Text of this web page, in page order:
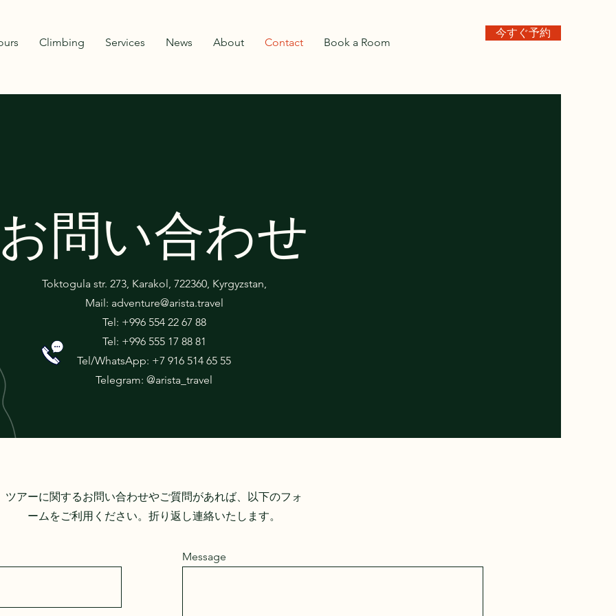
Climbing Services News About Contact Book a Room
今すぐ予約
問い合わせ
Toktogula str. 273, Karakol, 722360, Kyrgyzstan,
Mail: adventure@arista.travel
Tel: +996 554 22 67 88
Tel: +996 555 17 88 81
Tel/WhatsApp: +7 916 514 65 55
Telegram: @arista_travel
ツアーに関するお問い合わせやご質問があれば、以下のフォ
ームをご利用ください。折り返し連絡いたします。
Message